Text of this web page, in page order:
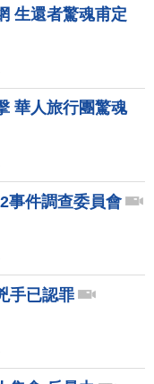
生還者驚魂甫定
華人旅行團驚魂
事件調查委員會
手已認罪